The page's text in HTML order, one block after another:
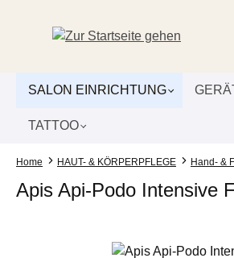
SALON EINRICHTUNG
TATTOO
Home HAUT- & KÖRPERPFLEGE Hand- &
Apis Api-Podo Intensive
Bildergalerie überspringen